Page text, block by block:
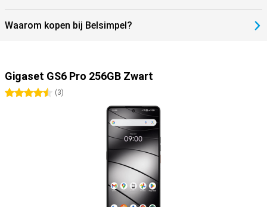
Waarom kopen bij Belsimpel?
Gigaset GS6 Pro 256GB Zwart
4.5 sterren
(3)